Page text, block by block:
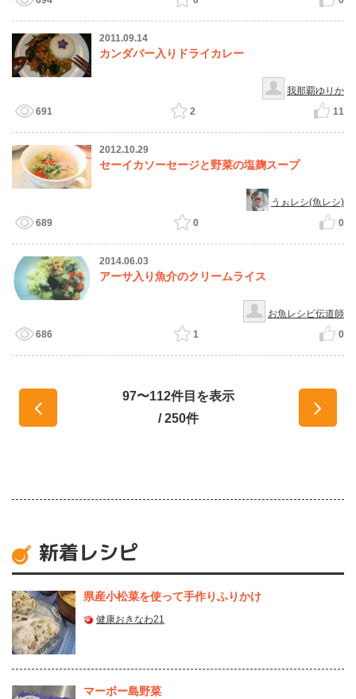
2011.09.14
カンダバー入りドライカレー
我那覇ゆりか
691
2 11
2012.10.29
セーイカソーセージと野菜の塩麹スープ
うぉレシ(魚レシ)
689
0 0
2014.06.03
アーサ入り魚介のクリームライス
お魚レシピ伝道師
686
1 0
97〜112件目を表示
/ 250件
新着レシピ
県産⼩松菜を使って⼿作りふりかけ
健康おきなわ21
マーボー島野菜